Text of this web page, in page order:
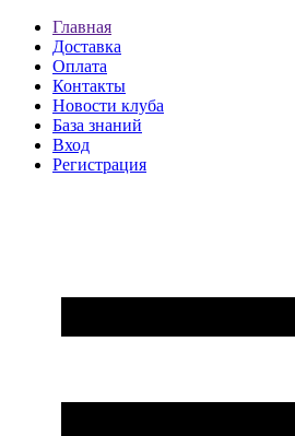
Главная
Доставка
Оплата
Контакты
Новости клуба
База знаний
Вход
Регистрация